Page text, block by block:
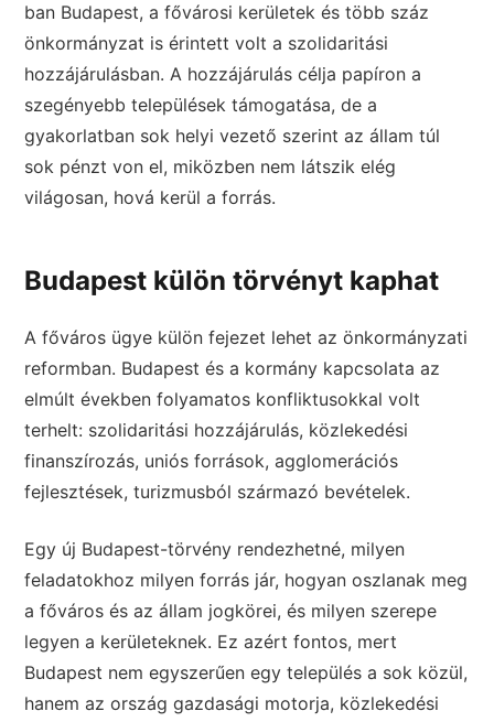
ban Budapest, a fővárosi kerületek és több száz
önkormányzat is érintett volt a szolidaritási
hozzájárulásban. A hozzájárulás célja papíron a
szegényebb települések támogatása, de a
gyakorlatban sok helyi vezető szerint az állam túl
sok pénzt von el, miközben nem látszik elég
világosan, hová kerül a forrás.
Budapest külön törvényt kaphat
A főváros ügye külön fejezet lehet az önkormányzati
reformban. Budapest és a kormány kapcsolata az
elmúlt években folyamatos konfliktusokkal volt
terhelt: szolidaritási hozzájárulás, közlekedési
finanszírozás, uniós források, agglomerációs
fejlesztések, turizmusból származó bevételek.
Egy új Budapest-törvény rendezhetné, milyen
feladatokhoz milyen forrás jár, hogyan oszlanak meg
a főváros és az állam jogkörei, és milyen szerepe
legyen a kerületeknek. Ez azért fontos, mert
Budapest nem egyszerűen egy település a sok közül,
hanem az ország gazdasági motorja, közlekedési